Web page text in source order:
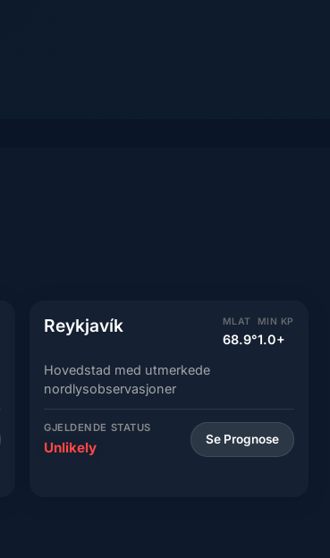
Reykjavík MLAT
68.9°
MIN KP
1.0+
Hovedstad med utmerkede
nordlysobservasjoner
GJELDENDE STATUS
Unlikely Se Prognose